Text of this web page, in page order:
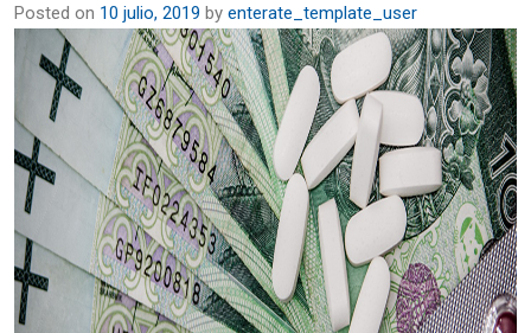
Posted on 10 julio, 2019 by enterate_template_user